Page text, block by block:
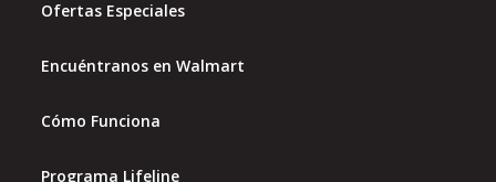
Ofertas Especiales
Encuéntranos en Walmart
Cómo Funciona
Programa Lifeline